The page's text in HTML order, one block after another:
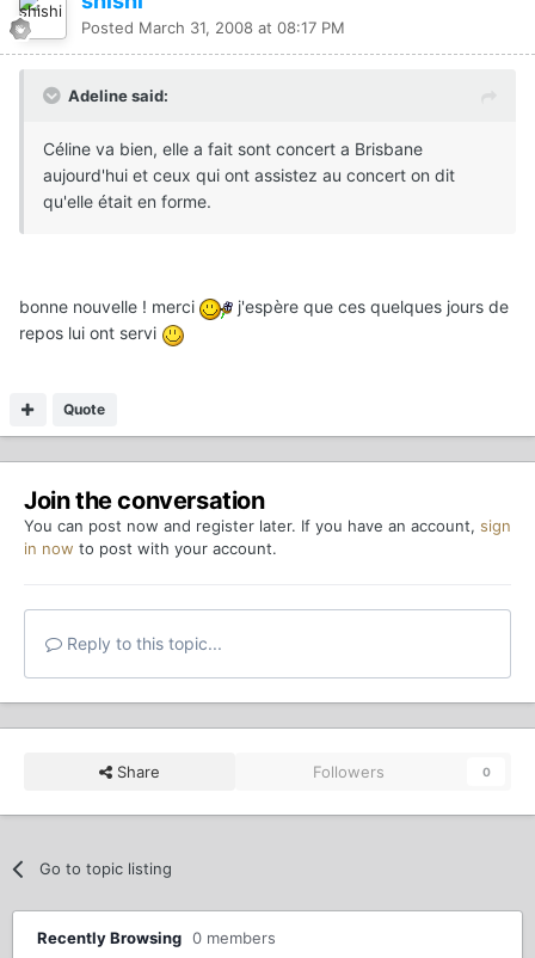
Posted March 31, 2008 at 08:17 PM
Adeline said:
Céline va bien, elle a fait sont concert a Brisbane
aujourd'hui et ceux qui ont assistez au concert on dit
qu'elle était en forme.
bonne nouvelle ! merci
j'espère que ces quelques jours de
repos lui ont servi
Quote
Join the conversation
You can post now and register later. If you have an account, sign
in now to post with your account.
Reply to this topic...
Share Followers 0
Go to topic listing
Recently Browsing 0 members